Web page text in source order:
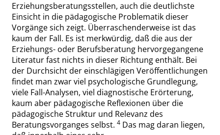
Erziehungsberatungsstellen, auch die deutlichste
Einsicht in die pädagogische Problematik dieser
Vorgänge sich zeigt. Überraschenderweise ist das
kaum der Fall. Es ist merkwürdig, daß die aus der
Erziehungs- oder Berufsberatung hervorgegangene
Literatur fast nichts in dieser Richtung enthält. Bei
der Durchsicht der einschlägigen Veröffentlichungen
findet man zwar viel psychologische Grundlegung,
viele Fall-Analysen, viel diagnostische Erörterung,
kaum aber pädagogische Reflexionen über die
pädagogische Struktur und Relevanz des
Beratungsvorganges selbst. 4 Das mag daran liegen,